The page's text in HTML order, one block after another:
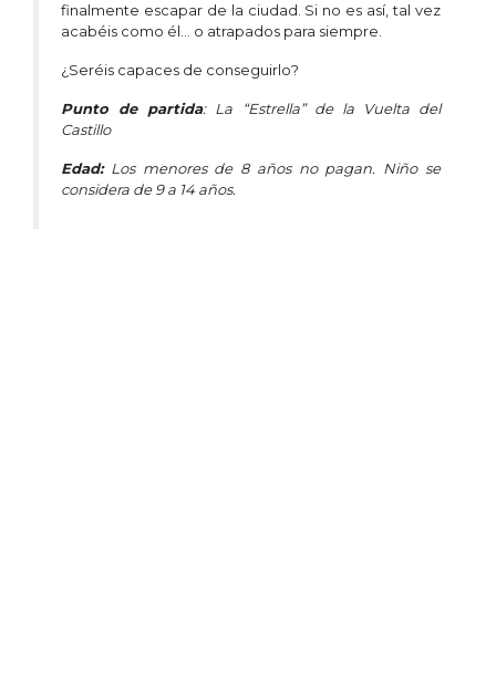
finalmente escapar de la ciudad. Si no es así, tal vez
acabéis como él… o atrapados para siempre.
¿Seréis capaces de conseguirlo?
Punto de partida: La “Estrella” de la Vuelta del
Castillo
Edad: Los menores de 8 años no pagan. Niño se
considera de 9 a 14 años.